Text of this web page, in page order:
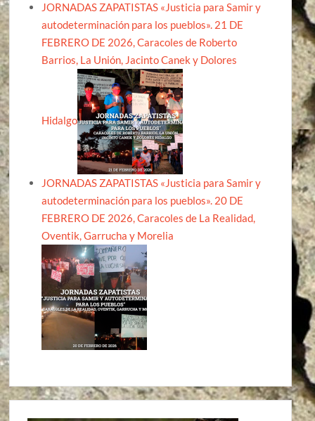
JORNADAS ZAPATISTAS «Justicia para Samir y
autodeterminación para los pueblos». 21 DE
FEBRERO DE 2026, Caracoles de Roberto
Barrios, La Unión, Jacinto Canek y Dolores
Hidalgo
JORNADAS ZAPATISTAS «Justicia para Samir y
autodeterminación para los pueblos». 20 DE
FEBRERO DE 2026, Caracoles de La Realidad,
Oventik, Garrucha y Morelia